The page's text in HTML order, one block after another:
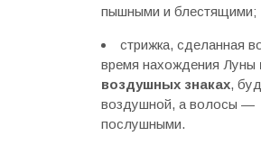
пышными и блестящими;
стрижка, сделанная
время нахождения Луны
воздушных знаках,
воздушной, а волосы —
послушными.